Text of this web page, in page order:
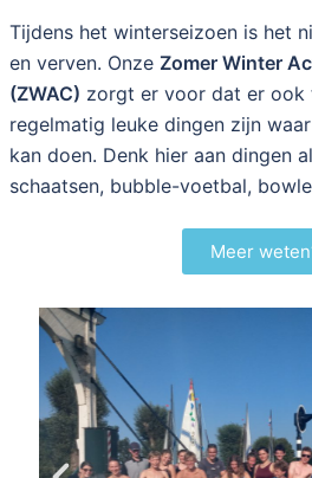
Tijdens het winterseizoen is het
en verven. Onze Zomer Winter
(ZWAC) zorgt er voor dat er ook
regelmatig leuke dingen zijn
kan doen. Denk hier aan dingen
schaatsen, bubble-voetbal,
Meer